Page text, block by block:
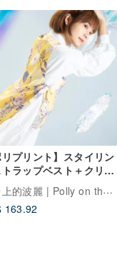
リプリント】スタイリン
ラップベスト＋クリー
キワンピースSET
露台上的波麗 | Polly on the terrace
163.92